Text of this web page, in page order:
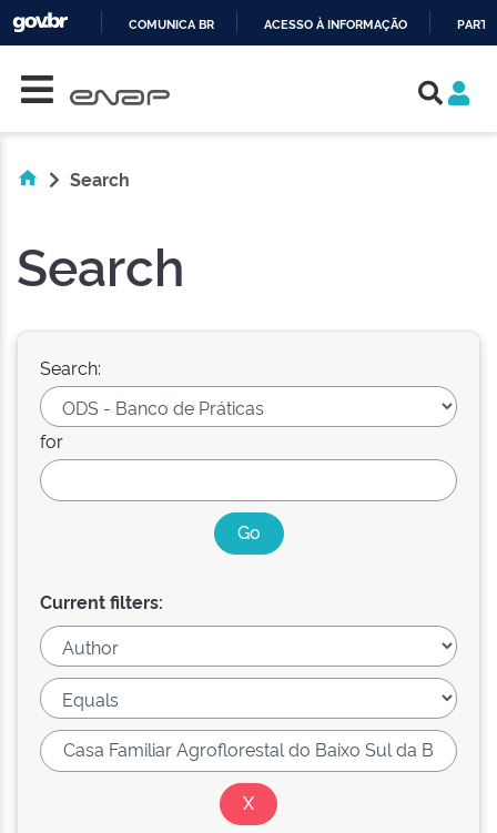
COMUNICA BR ACESSO À INFORMAÇÃO
Search
Search
Search:
for
Current filters: